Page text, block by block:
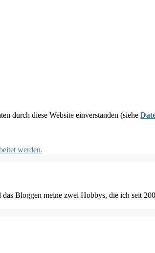
durch diese Website einverstanden (siehe
werden.
Bloggen meine zwei Hobbys, die ich seit